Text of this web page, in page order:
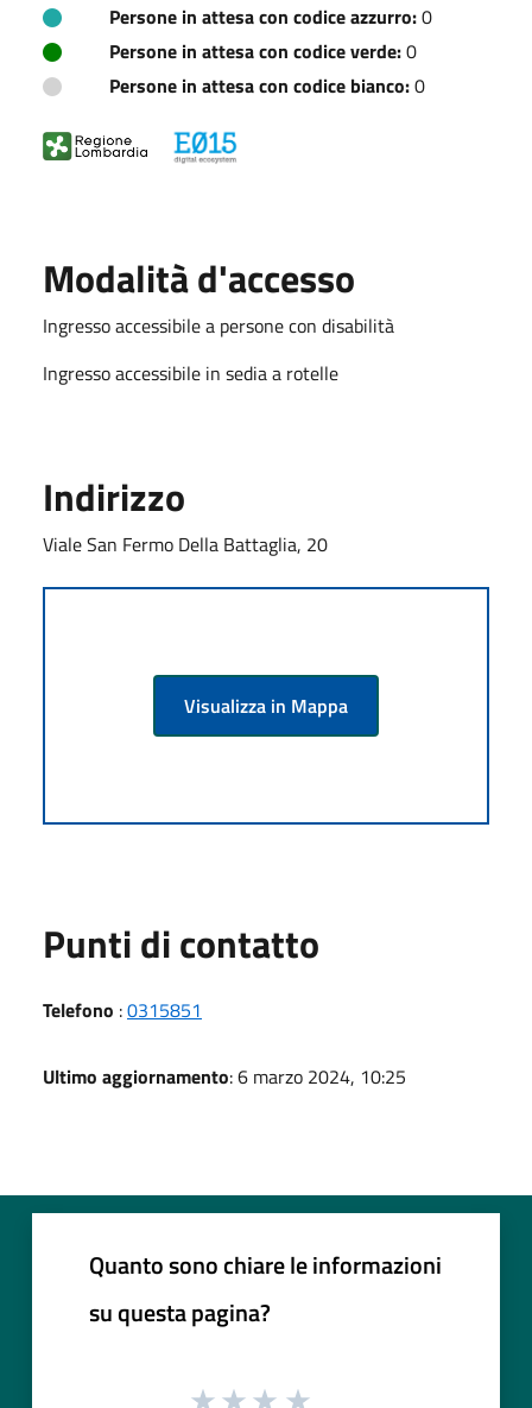
Persone in attesa con codice azzurro:0
Persone in attesa con codice verde:0
Persone in attesa con codice bianco:0
Modalità d'accesso
Ingresso accessibile a persone con disabilità
Ingresso accessibile in sedia a rotelle
Indirizzo
Viale San Fermo Della Battaglia, 20
Visualizza in Mappa
Punti di contatto
Telefono :0315851
Ultimo aggiornamento: 6 marzo 2024, 10:25
Quanto sono chiare le informazioni
su questa pagina?